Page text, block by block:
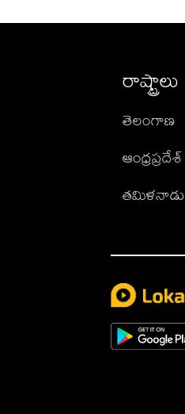
రాష్ట్రాలు
తెలంగాణ
ఆంధ్రప్రదేశ్
తమిళనాడు